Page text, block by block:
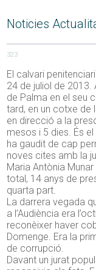
Noticies
323
El calvari
24 de juliol de 2013.
de Palma en el seu
tard, en un cotxe de
en direcció a la
mesos i 5 dies. És
ha gaudit de cap
noves cites amb la
Maria Antònia
total, 14 anys de
quarta part.
La darrera vegada
a l’Audiència era
reconèixer haver
Domenge. Era la
de corrupció.
Davant un jurat